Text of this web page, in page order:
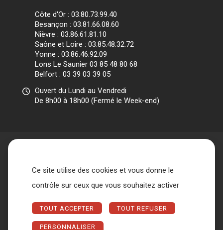
Côte d'Or : 03.80.73.99.40
Besançon : 03.81.66.08.60
Nièvre : 03.86.61.81.10
Saône et Loire : 03.85.48.32.72
Yonne : 03.86.46.92.09
Lons Le Saunier 03 85 48 80 68
Belfort : 03 39 03 39 05
Ouvert du Lundi au Vendredi
De 8h00 à 18h00 (Fermé le Week-end)
Accueil
L’association
Qui sommes nous ?
Les différents acteurs
Conseil d’administration et Bureau
Métiers
Espace entreprise
Ce site utilise des cookies et vous donne le
contrôle sur ceux que vous souhaitez activer
TOUT ACCEPTER TOUT REFUSER
PERSONNALISER